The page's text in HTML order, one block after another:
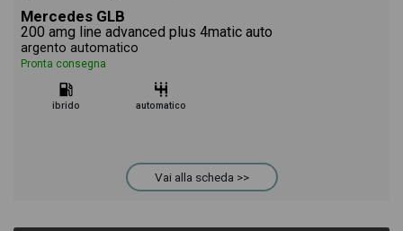
Mercedes GLB
200 amg line advanced plus 4matic auto
argento automatico
Pronta consegna
ibrido automatico
Vai alla scheda >>